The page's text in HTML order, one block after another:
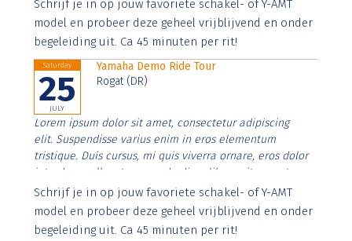
imperdiet. Nunc ut sem vitae risus tristique posuere.
Schrijf je in op jouw favoriete schakel- of Y-AMT
model en probeer deze geheel vrijblijvend en onder
begeleiding uit. Ca 45 minuten per rit!
Saturday
25
JULY
Yamaha Demo Ride Tour
Rogat (DR)
Lorem ipsum dolor sit amet, consectetur adipiscing
elit. Suspendisse varius enim in eros elementum
tristique. Duis cursus, mi quis viverra ornare, eros dolor
interdum nulla, ut commodo diam libero vitae erat.
Aenean faucibus nibh et justo cursus id rutrum lorem
imperdiet. Nunc ut sem vitae risus tristique posuere.
Schrijf je in op jouw favoriete schakel- of Y-AMT
model en probeer deze geheel vrijblijvend en onder
begeleiding uit. Ca 45 minuten per rit!